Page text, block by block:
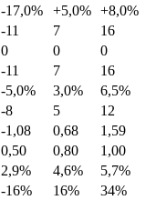
-17,0% +5,0% +8,0%
-11 7
16
0 0
0
-11 7
16
-5,0% 3,0%
6,5%
-8 5
12
-1,08 0,68
1,59
0,50 0,80
1,00
2,9% 4,6%
5,7%
-16% 16%
34%